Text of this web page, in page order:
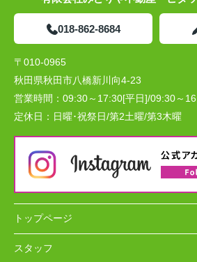
018-862-8684
〒010-0965
秋田県秋田市八橋新川向4-23
営業時間： 09:30～17:30[平日]/09:30～
定休日： 日曜･祝祭日/第2土曜/第3木曜
トップページ
スタッフ